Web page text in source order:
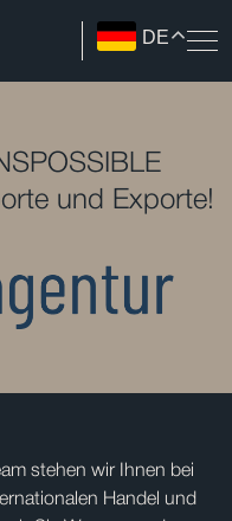
DE
und Exporte!
stehen wir Ihnen bei
Handel und